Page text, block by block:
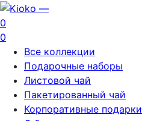
0
0
Все коллекции
Подарочные наборы
Листовой чай
Пакетированный чай
Корпоративные подарки